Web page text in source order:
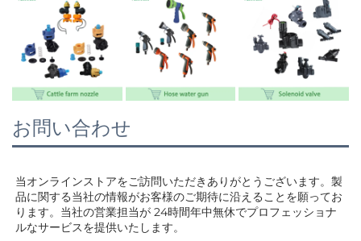
お問い合わせ
当オンラインストアをご訪問いただきありがとうございます。製
品に関する当社の情報がお客様のご期待に沿えることを願ってお
ります。当社の営業担当が 24時間年中無休でプロフェッショナ
ルなサービスを提供いたします。